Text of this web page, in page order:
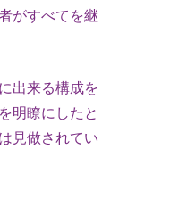
がすべてを継
出来る構成を
明瞭にしたと
見做されてい